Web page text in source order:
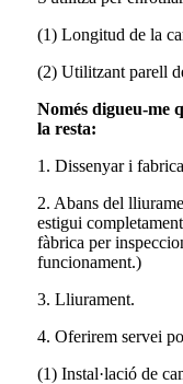
(1) Longitud de la
(2) Utilitzant parell
Només digueu-me
la resta:
1. Dissenyar i
2. Abans del
estigui
fàbrica per
funcionament.)
3. Lliurament.
4. Oferirem servei
(1) Instal·lació de